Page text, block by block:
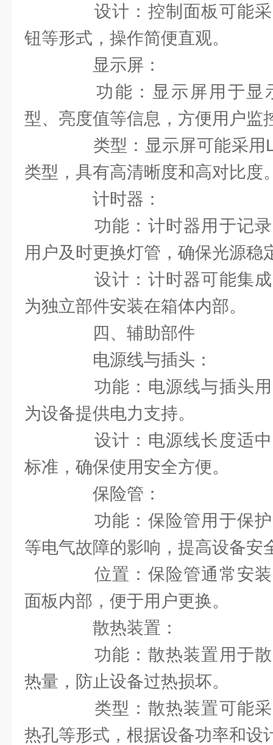
设计：控制面板可能采
钮等形式，操作简便直观。
显示屏：
功能：显示屏用于显
型、亮度值等信息，方便用户监
类型：显示屏可能采用
类型，具有高清晰度和高对比度
计时器：
功能：计时器用于记录
用户及时更换灯管，确保光源稳
设计：计时器可能集成
为独立部件安装在箱体内部。
四、辅助部件
电源线与插头：
功能：电源线与插头用
为设备提供电力支持。
设计：电源线长度适中
标准，确保使用安全方便。
保险管：
功能：保险管用于保护
等电气故障的影响，提高设备安
位置：保险管通常安装
面板内部，便于用户更换。
散热装置：
功能：散热装置用于散
热量，防止设备过热损坏。
类型：散热装置可能采
热孔等形式，根据设备功率和设